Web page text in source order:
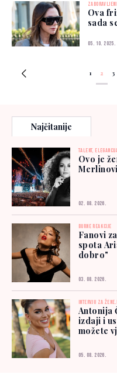
Ova
sada
05. 10. 2025.
1 2 3
Najčitanije
TALENT,
Ovo je
02. 08. 2026.
BURNE REAKCIJE
Fanovi
spota
dobro"
03. 08. 2026.
INTERVJU ZA
Antonija
izdaji i
možete
05. 08. 2026.